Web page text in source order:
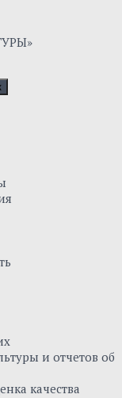
и отчетов об
качества